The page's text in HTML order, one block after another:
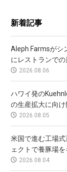
新着記事
Aleph Farmsがシ
にレストランでの
2026.08.06
ハワイ発の
の生産拡大に向け
2026.08.05
米国で進む工場
ェクトで養豚場を
2026.08.04